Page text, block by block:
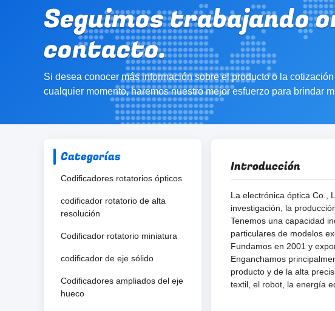
Seguimos trabajando
contacto.
Si desea conocer más información sobre el producto o la
cualquier momento, haremos nuestro mejor esfuerzo para brindar
Categorías
Codificadores rotatorios ópticos
codificador rotatorio de alta
resolución
Codificador rotatorio miniatura
codificador de eje sólido
Codificadores ampliados del eje
hueco
Introducción
La electrónica óptica Co.,
investigación, la
Tenemos una capacidad
particulares de modelos
Fundamos en 2001 y
Enganchamos
producto y de la alta
textil, el robot, la energía